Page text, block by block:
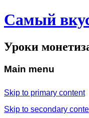
Самый
Уроки
Main menu
Skip to primary content
Skip to secondary